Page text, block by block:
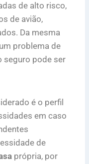
de alto risco,
de avião,
Da mesma
problema de
seguro pode ser
é o perfil
em caso
de
própria, por